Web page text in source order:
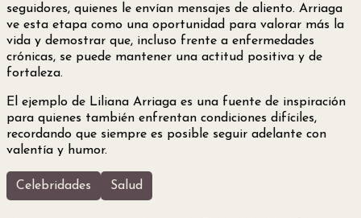
seguidores, quienes le envían mensajes de aliento. Arriaga
ve esta etapa como una oportunidad para valorar más la
vida y demostrar que, incluso frente a enfermedades
crónicas, se puede mantener una actitud positiva y de
fortaleza.
El ejemplo de Liliana Arriaga es una fuente de inspiración
para quienes también enfrentan condiciones difíciles,
recordando que siempre es posible seguir adelante con
valentía y humor.
Celebridades Salud